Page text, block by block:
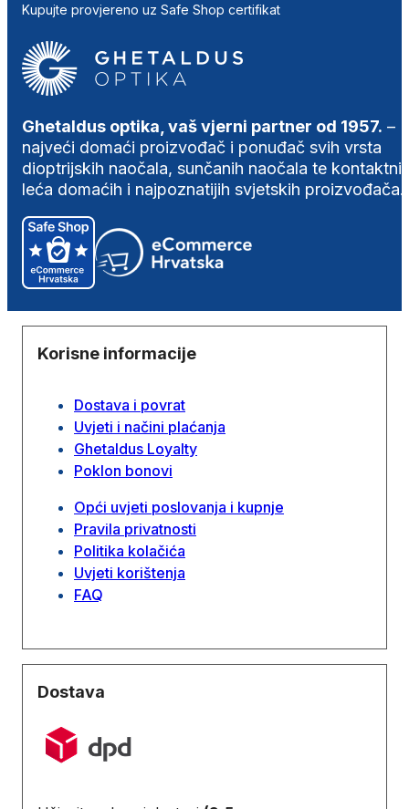
Kupujte provjereno uz Safe Shop certifikat
Ghetaldus optika, vaš vjerni partner od 1957. –
najveći domaći proizvođač i ponuđač svih vrsta
dioptrijskih naočala, sunčanih naočala te
leća domaćih i najpoznatijih svjetskih proizvođača.
Korisne informacije
Dostava i povrat
Uvjeti i načini plaćanja
Ghetaldus Loyalty
Poklon bonovi
Opći uvjeti poslovanja i kupnje
Pravila privatnosti
Politika kolačića
Uvjeti korištenja
FAQ
Dostava